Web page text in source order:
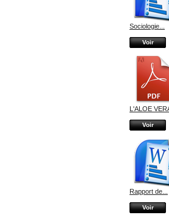
Sociologie...
Voir
L'ALOE
Voir
Rapport de...
Voir